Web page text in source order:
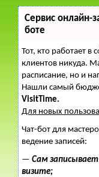
Сервис онлайн-
боте
Тот, кто работает в
клиентов никуда.
расписание, но и
Нашли самый
VisitTime.
Для новых
Чат-бот для
ведение записей:
— Сам
визите;